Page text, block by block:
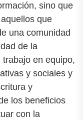
sino que
que
una comunidad
de la
en equipo,
y sociales y
y
los beneficios
con la